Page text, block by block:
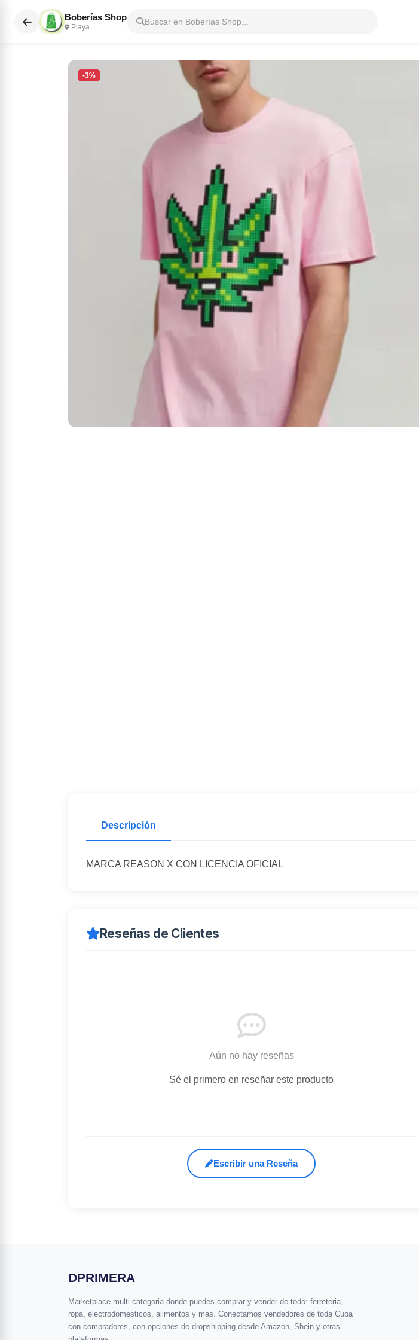
Boberías Shop
Playa
Buscar en Boberías Shop...
-3%
Descripción
MARCA REASON X CON LICENCIA OFICIAL
Reseñas de Clientes
Aún no hay reseñas
Sé el primero en reseñar este producto
Escribir una Reseña
DPRIMERA
Marketplace multi-categoria donde puedes comprar y vender de todo: ferreteria,
ropa, electrodomesticos, alimentos y mas. Conectamos vendedores de toda Cuba
con compradores, con opciones de dropshipping desde Amazon, Shein y otras